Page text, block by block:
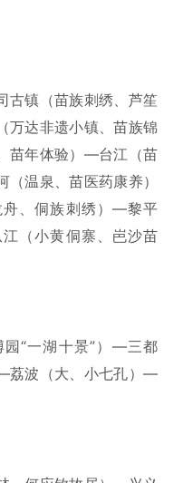
古镇（苗族刺绣、芦笙
万达非遗小镇、苗族锦
苗年体验）—台江（苗
温泉、苗医药康养）
、侗族刺绣）—黎平
（小黄侗寨、岜沙苗
“一湖十景”）—三都
荔波（大、小七孔）—